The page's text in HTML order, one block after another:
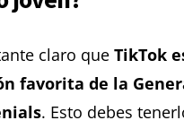
claro que TikTok
favorita de la
. Esto debes